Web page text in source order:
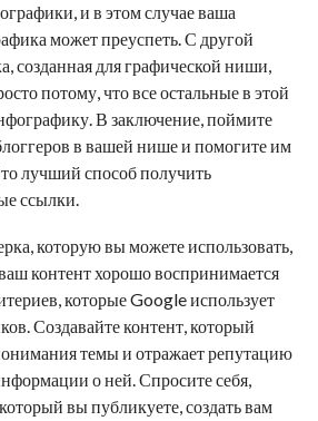
и в этом случае ваша
может преуспеть. С другой
созданная для графической ниши,
потому, что все остальные в этой
В заключение, поймите
в вашей нише и помогите им
лучший способ получить
ссылки.
которую вы можете использовать,
контент хорошо воспринимается
которые Google использует
Создавайте контент, который
темы и отражает репутацию
о ней. Спросите себя,
вы публикуете, создать вам